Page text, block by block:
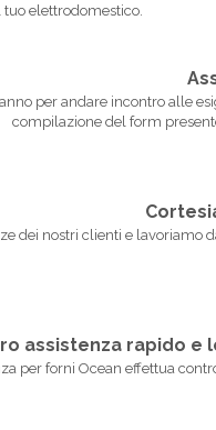
elettrodomestico.
per andare incontro alle
compilazione del form
dei nostri clienti e lavoriamo
assistenza rapido e
per forni Ocean effettua